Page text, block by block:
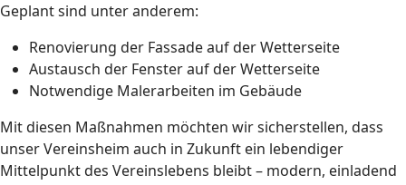
Geplant sind unter anderem:
Renovierung der Fassade auf der Wetterseite
Austausch der Fenster auf der Wetterseite
Notwendige Malerarbeiten im Gebäude
Mit diesen Maßnahmen möchten wir sicherstellen, dass
unser Vereinsheim auch in Zukunft ein lebendiger
Mittelpunkt des Vereinslebens bleibt – modern, einladend